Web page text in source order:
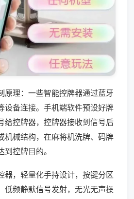
原理：一些智能控牌器通过蓝牙
设备连接。手机端软件预设好牌
给控牌器，控牌器接收到信号后
机械结构，在麻将机洗牌、码牌
控牌目的。
器，轻量化手持设计，按键分区
低频静默信号发射，无光无声操